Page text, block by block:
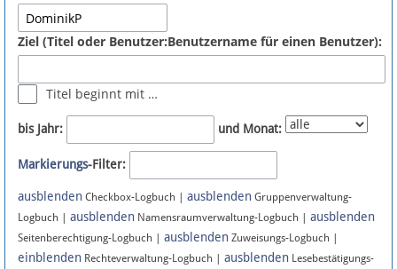
Fehler melden
Newsletter
Bluesky
Facebook
Instagram
Ziel (Titel oder Benutzer:Benutzername für einen Benutzer):
Titel beginnt mit …
bis Jahr: und Monat:
Markierungs-Filter:
ausblenden Checkbox-Logbuch | ausblenden Gruppenverwaltung-
Logbuch | ausblenden Namensraumverwaltung-Logbuch | ausblenden
Seitenberechtigung-Logbuch | ausblenden Zuweisungs-Logbuch |
einblenden Rechteverwaltung-Logbuch | ausblenden Lesebestätigungs-